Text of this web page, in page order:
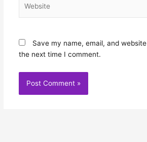
Save my name, email, and
the next time I comment.